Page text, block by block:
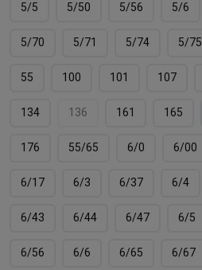
5/5 5/50 5/56 5/6
5/70 5/71 5/74 5/75
55 100 101 107
134 136 161 165
176 55/65 6/0 6/00
6/17 6/3 6/37 6/4
6/43 6/44 6/47 6/5
6/56 6/6 6/65 6/67